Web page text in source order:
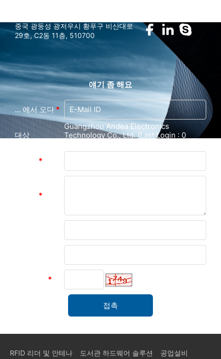
중국 광둥성 광저우시 황푸구 비산대로
29호, C2동 11층, 510700
얘기 좀 해요
... 에서 오다 *
대상
Guangzhou Andea Electronics
Technology Co., Ltd. (Last Login : 0
*
*
*
RFID 리더 및 안테나 도서관 하드웨어 솔루션 공업설비